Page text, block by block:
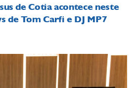
de Cotia acontece neste
de Tom Carfi e DJ MP7